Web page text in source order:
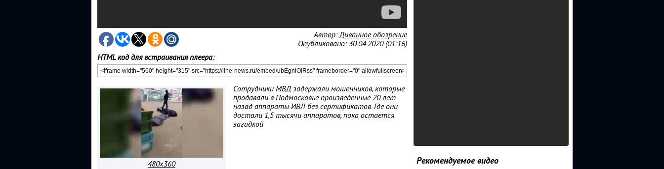
Автор:Диванное обозрение
Опубликовано: 30.04.2020 (01:16)
HTML код для встраивания плеера:
480x360
Сотрудники МВД задержали мошенников, которые
продавали в Подмосковье произведенные 20 лет
назад аппараты ИВЛ без сертификатов. Где они
достали 1,5 тысячи аппаратов, пока остается
загадкой
Рекомендуемое видео